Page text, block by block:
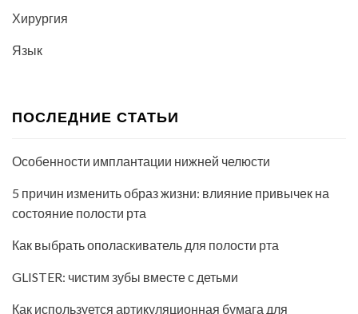
Хирургия
Язык
ПОСЛЕДНИЕ СТАТЬИ
Особенности имплантации нижней челюсти
5 причин изменить образ жизни: влияние привычек на
состояние полости рта
Как выбрать ополаскиватель для полости рта
GLISTER: чистим зубы вместе с детьми
Как используется артикуляционная бумага для